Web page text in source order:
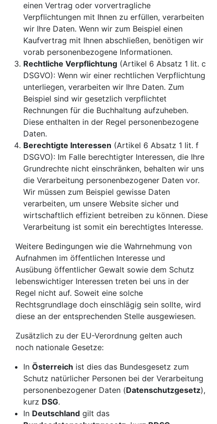
einen Vertrag oder vorvertragliche
Verpflichtungen mit Ihnen zu erfüllen, verarbeiten
wir Ihre Daten. Wenn wir zum Beispiel einen
Kaufvertrag mit Ihnen abschließen, benötigen wir
vorab personenbezogene Informationen.
Rechtliche Verpflichtung (Artikel 6 Absatz 1 lit. c
DSGVO): Wenn wir einer rechtlichen Verpflichtung
unterliegen, verarbeiten wir Ihre Daten. Zum
Beispiel sind wir gesetzlich verpflichtet
Rechnungen für die Buchhaltung aufzuheben.
Diese enthalten in der Regel personenbezogene
Daten.
Berechtigte Interessen (Artikel 6 Absatz 1 lit. f
DSGVO): Im Falle berechtigter Interessen, die Ihre
Grundrechte nicht einschränken, behalten wir uns
die Verarbeitung personenbezogener Daten vor.
Wir müssen zum Beispiel gewisse Daten
verarbeiten, um unsere Website sicher und
wirtschaftlich effizient betreiben zu können. Diese
Verarbeitung ist somit ein berechtigtes Interesse.
Weitere Bedingungen wie die Wahrnehmung von
Aufnahmen im öffentlichen Interesse und
Ausübung öffentlicher Gewalt sowie dem Schutz
lebenswichtiger Interessen treten bei uns in der
Regel nicht auf. Soweit eine solche
Rechtsgrundlage doch einschlägig sein sollte, wird
diese an der entsprechenden Stelle ausgewiesen.
Zusätzlich zu der EU-Verordnung gelten auch
noch nationale Gesetze:
In Österreich ist dies das Bundesgesetz zum
Schutz natürlicher Personen bei der Verarbeitung
personenbezogener Daten (Datenschutzgesetz),
kurz DSG.
In Deutschland gilt das